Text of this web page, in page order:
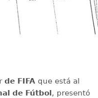
de FIFAque está al
de Fútbol, presentó